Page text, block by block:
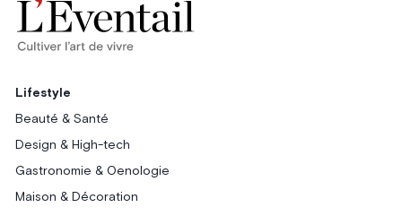
Lifestyle
Beauté & Santé
Design & High-tech
Gastronomie & Oenologie
Maison & Décoration